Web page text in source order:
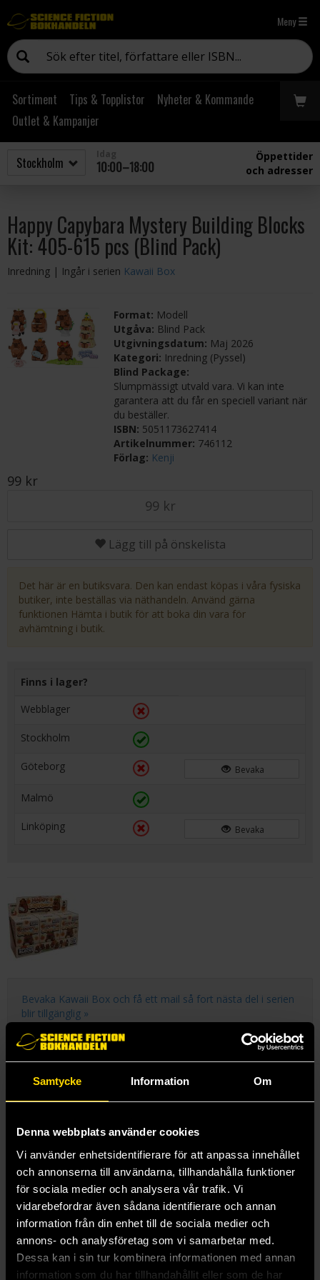
Samtycke Information Om
Denna webbplats använder cookies
Vi använder enhetsidentifierare för att anpassa innehållet
och annonserna till användarna, tillhandahålla funktioner
för sociala medier och analysera vår trafik. Vi
vidarebefordrar även sådana identifierare och annan
information från din enhet till de sociala medier och
annons- och analysföretag som vi samarbetar med.
Dessa kan i sin tur kombinera informationen med annan
information som du har tillhandahållit eller som de har
Meny
Sortiment Tips & Topplistor
Nyheter & Kommande
Outlet & Kampanjer
10:00–18:00
Öppettider
och adresser
Happy Capybara Mystery Building Blocks
Kit: 405-615 pcs (Blind Pack)
Inredning | Ingår i serien Kawaii Box
Format: Modell
Utgåva: Blind Pack
Utgivningsdatum: Maj 2026
Kategori: Inredning (Pyssel)
Blind Package:
Slumpmässigt utvald vara. Vi kan inte
garantera att du får en speciell variant när
du beställer.
ISBN: 5051173627414
Artikelnummer: 746112
Förlag: Kenji
99 kr
99 kr
Lägg till på önskelista
Det här är en butiksvara. Den kan endast köpas i våra fysiska
butiker, inte beställas via näthandeln. Använd gärna
funktionen Hämta i butik för att boka din vara för
avhämtning i butik.
Finns i lager?
Webblager
Stockholm
Göteborg Bevaka
Malmö
Linköping Bevaka
Bevaka Kawaii Box och få ett mail så fort nästa del i serien
blir tillgänglig »
Liten klossbyggsats med glad vattensvinsfigur.
Mer från Kenji